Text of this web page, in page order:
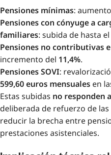
Pensiones mínimas:
Pensiones con cónyuge a
familiares: subida de hasta el
Pensiones no contributivas
incremento del 11,4%.
Pensiones SOVI:
599,60 euros mensuales en
Estas subidas no responden
deliberada de refuerzo de
reducir la brecha entre
prestaciones asistenciales.